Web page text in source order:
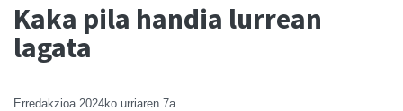
Kaka pila handia lurrean
lagata
Erredakzioa 2024ko urriaren 7a